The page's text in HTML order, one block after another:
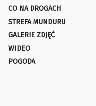
CO NA DROGACH
STREFA MUNDURU
GALERIE ZDJĘĆ
WIDEO
POGODA